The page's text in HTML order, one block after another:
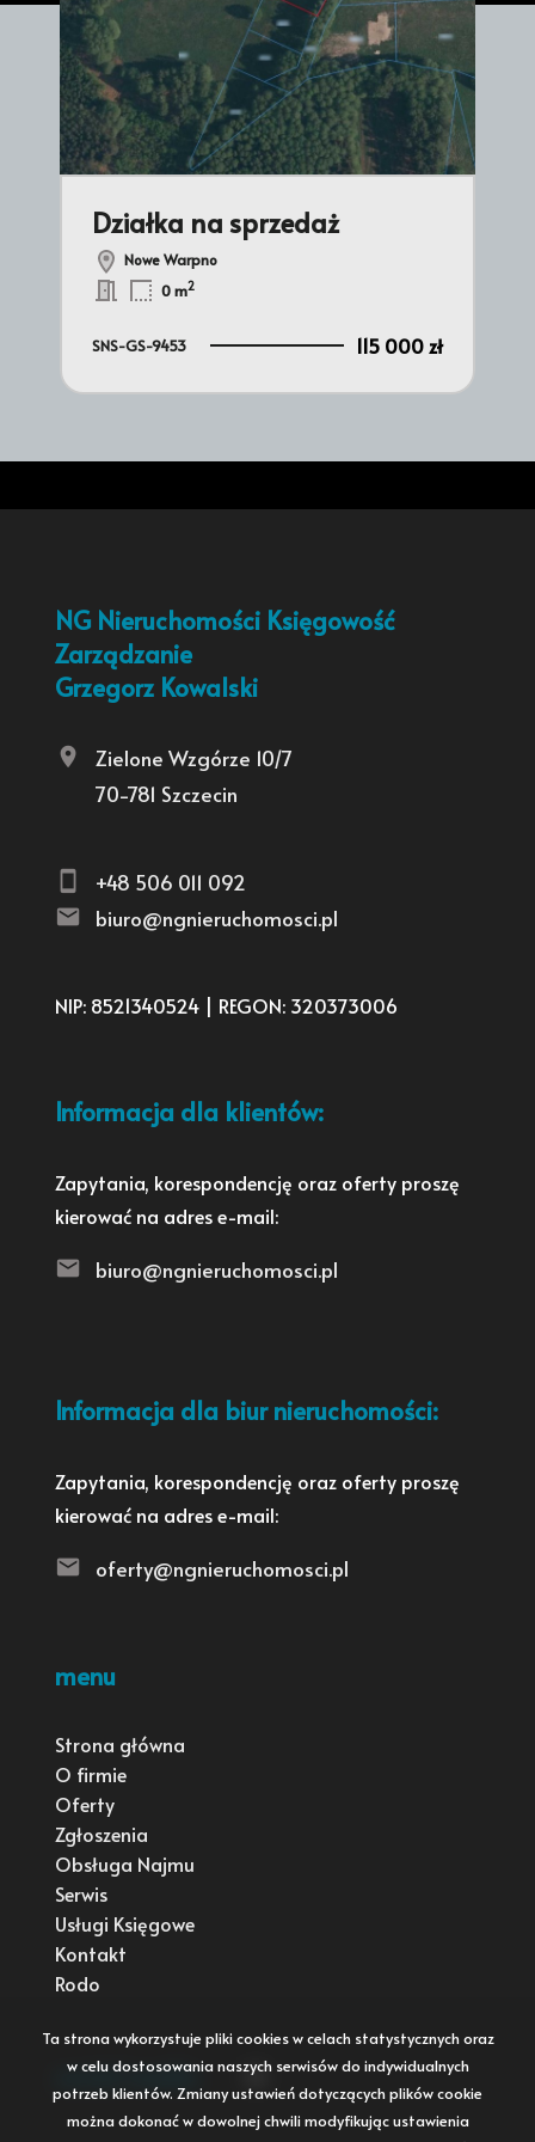
Działka na sprzedaż
Nowe Warpno
0 m2
SNS-GS-9453 115 000 zł
NG Nieruchomości Księgowość
Zarządzanie
Grzegorz Kowalski
Zielone Wzgórze 10/7
70-781 Szczecin
+48 506 011 092
biuro@ngnieruchomosci.pl
NIP: 8521340524 | REGON: 320373006
Informacja dla klientów:
Zapytania, korespondencję oraz oferty proszę
kierować na adres e-mail:
biuro@ngnieruchomosci.pl
Informacja dla biur nieruchomości:
Zapytania, korespondencję oraz oferty proszę
kierować na adres e-mail:
oferty@ngnieruchomosci.pl
menu
Strona główna
O firmie
Oferty
Zgłoszenia
Obsługa Najmu
Serwis
Usługi Księgowe
Kontakt
Rodo
social media Facebook
Ta strona wykorzystuje pliki cookies w celach statystycznych oraz
w celu dostosowania naszych serwisów do indywidualnych
potrzeb klientów. Zmiany ustawień dotyczących plików cookie
można dokonać w dowolnej chwili modyfikując ustawienia